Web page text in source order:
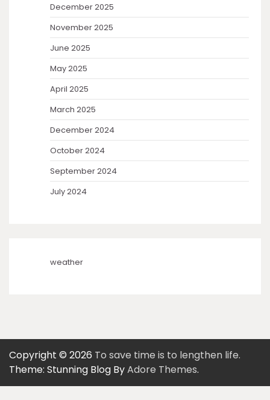
December 2025
November 2025
June 2025
May 2025
April 2025
March 2025
December 2024
October 2024
September 2024
July 2024
weather
Copyright © 2026 To save time is to lengthen life.
Theme: Stunning Blog ByAdore Themes.